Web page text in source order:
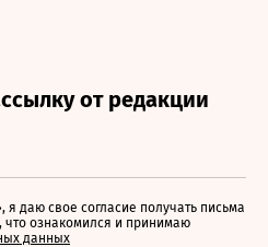
даю свое согласие получать письма
ознакомился и принимаю
данных